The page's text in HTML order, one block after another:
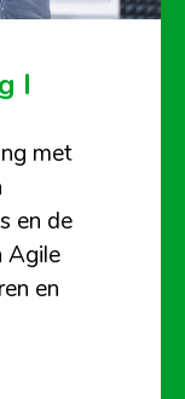
I
met
en de
Agile
en